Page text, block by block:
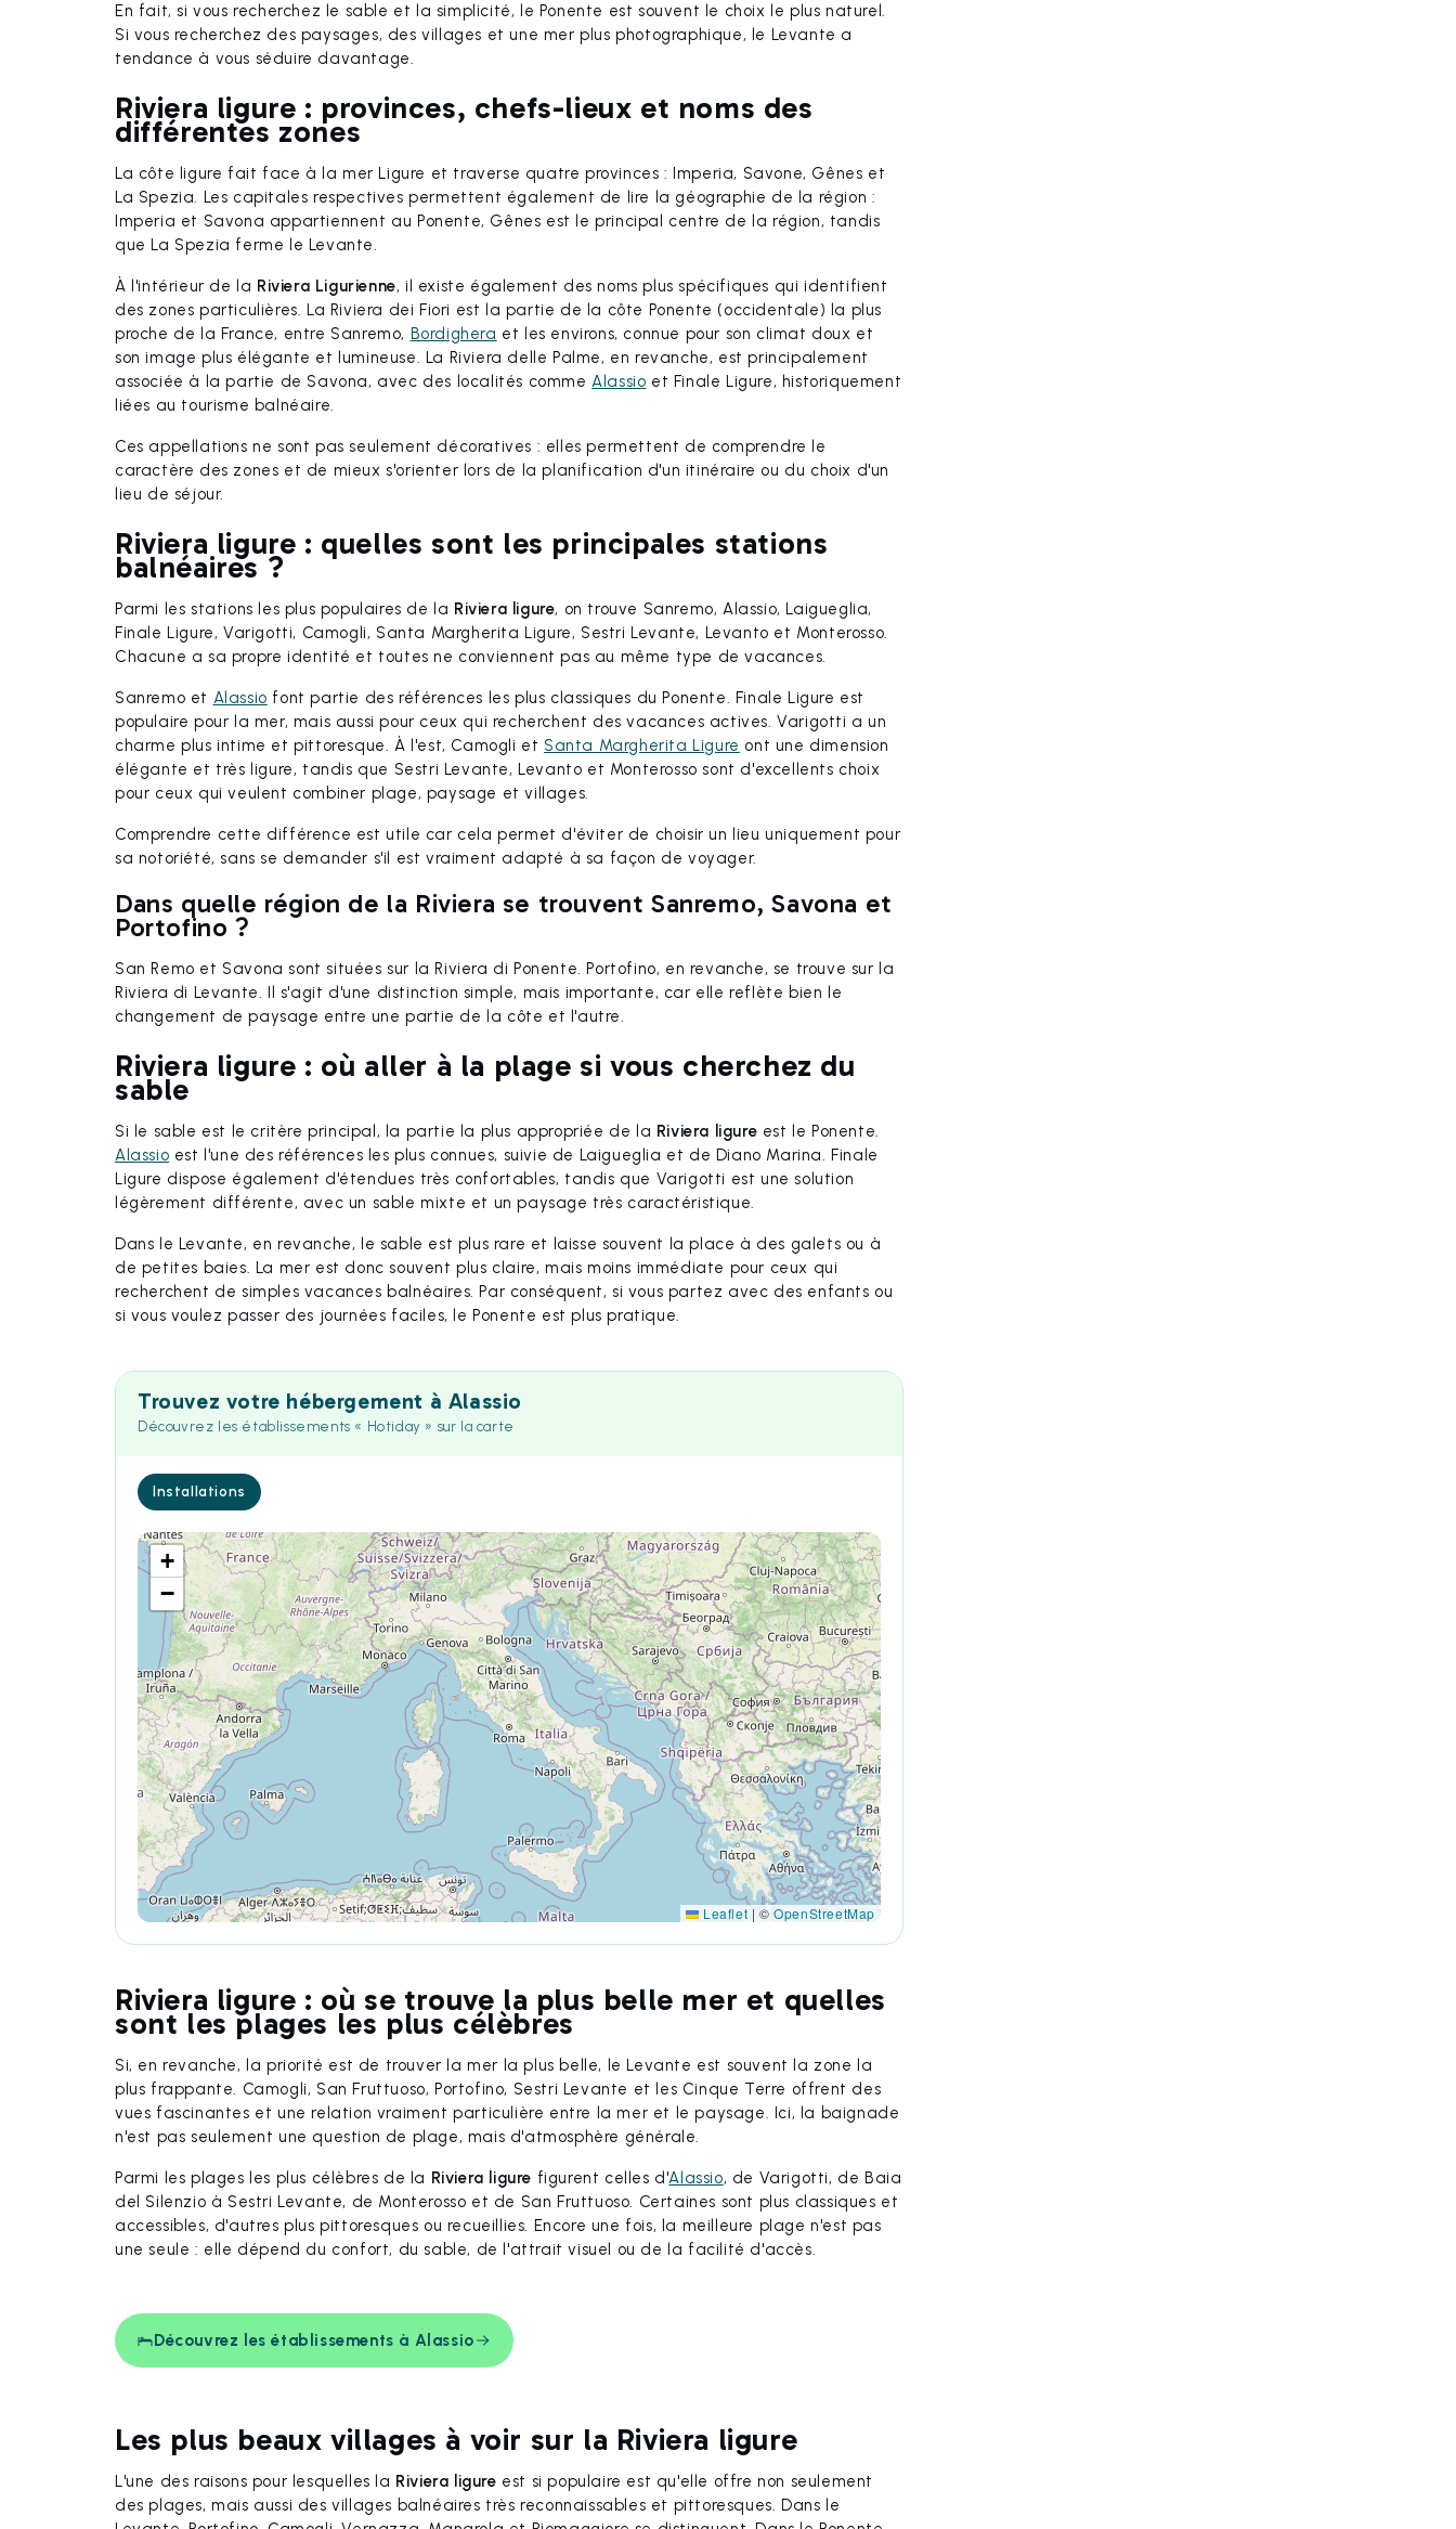
En fait, si vous recherchez le sable et la simplicité, le Ponente est souvent le choix le plus naturel.
Si vous recherchez des paysages, des villages et une mer plus photographique, le Levante a
tendance à vous séduire davantage.
Riviera ligure : provinces, chefs-lieux et noms des
différentes zones
La côte ligure fait face à la mer Ligure et traverse quatre provinces : Imperia, Savone, Gênes et
La Spezia. Les capitales respectives permettent également de lire la géographie de la région :
Imperia et Savona appartiennent au Ponente, Gênes est le principal centre de la région, tandis
que La Spezia ferme le Levante.
À l'intérieur de la Riviera Ligurienne, il existe également des noms plus spécifiques qui identifient
des zones particulières. La Riviera dei Fiori est la partie de la côte Ponente (occidentale) la plus
proche de la France, entre Sanremo, Bordighera et les environs, connue pour son climat doux et
son image plus élégante et lumineuse. La Riviera delle Palme, en revanche, est principalement
associée à la partie de Savona, avec des localités commeAlassio et Finale Ligure, historiquement
liées au tourisme balnéaire.
Ces appellations ne sont pas seulement décoratives : elles permettent de comprendre le
caractère des zones et de mieux s'orienter lors de la planification d'un itinéraire ou du choix d'un
lieu de séjour.
Riviera ligure : quelles sont les principales stations
balnéaires ?
Parmi les stations les plus populaires de la Riviera ligure, on trouve Sanremo, Alassio, Laigueglia,
Finale Ligure, Varigotti, Camogli, Santa Margherita Ligure, Sestri Levante, Levanto et Monterosso.
Chacune a sa propre identité et toutes ne conviennent pas au même type de vacances.
Sanremo et Alassio font partie des références les plus classiques du Ponente. Finale Ligure est
populaire pour la mer, mais aussi pour ceux qui recherchent des vacances actives. Varigotti a un
charme plus intime et pittoresque. À l'est, Camogli et Santa Margherita Ligure ont une dimension
élégante et très ligure, tandis que Sestri Levante, Levanto et Monterosso sont d'excellents choix
pour ceux qui veulent combiner plage, paysage et villages.
Comprendre cette différence est utile car cela permet d'éviter de choisir un lieu uniquement pour
sa notoriété, sans se demander s'il est vraiment adapté à sa façon de voyager.
Dans quelle région de la Riviera se trouvent Sanremo, Savona et
Portofino ?
San Remo et Savona sont situées sur la Riviera di Ponente. Portofino, en revanche, se trouve sur la
Riviera di Levante. Il s'agit d'une distinction simple, mais importante, car elle reflète bien le
changement de paysage entre une partie de la côte et l'autre.
Riviera ligure : où aller à la plage si vous cherchez du
sable
Si le sable est le critère principal, la partie la plus appropriée de la Riviera ligure est le Ponente.
Alassio est l'une des références les plus connues, suivie de Laigueglia et de Diano Marina. Finale
Ligure dispose également d'étendues très confortables, tandis que Varigotti est une solution
légèrement différente, avec un sable mixte et un paysage très caractéristique.
Dans le Levante, en revanche, le sable est plus rare et laisse souvent la place à des galets ou à
de petites baies. La mer est donc souvent plus claire, mais moins immédiate pour ceux qui
recherchent de simples vacances balnéaires. Par conséquent, si vous partez avec des enfants ou
si vous voulez passer des journées faciles, le Ponente est plus pratique.
Trouvez votre hébergement à Alassio
Découvrez les établissements « Hotiday » sur la carte
Installations
+
−
Leaflet | ©OpenStreetMap
Riviera ligure : où se trouve la plus belle mer et quelles
sont les plages les plus célèbres
Si, en revanche, la priorité est de trouver la mer la plus belle, le Levante est souvent la zone la
plus frappante. Camogli, San Fruttuoso, Portofino, Sestri Levante et les Cinque Terre offrent des
vues fascinantes et une relation vraiment particulière entre la mer et le paysage. Ici, la baignade
n'est pas seulement une question de plage, mais d'atmosphère générale.
Parmi les plages les plus célèbres de la Riviera ligure figurent celles d'Alassio, de Varigotti, de Baia
del Silenzio à Sestri Levante, de Monterosso et de San Fruttuoso. Certaines sont plus classiques et
accessibles, d'autres plus pittoresques ou recueillies. Encore une fois, la meilleure plage n'est pas
une seule : elle dépend du confort, du sable, de l'attrait visuel ou de la facilité d'accès.
Découvrez les établissements à Alassio
Les plus beaux villages à voir sur la Riviera ligure
L'une des raisons pour lesquelles la Riviera ligure est si populaire est qu'elle offre non seulement
des plages, mais aussi des villages balnéaires très reconnaissables et pittoresques. Dans le